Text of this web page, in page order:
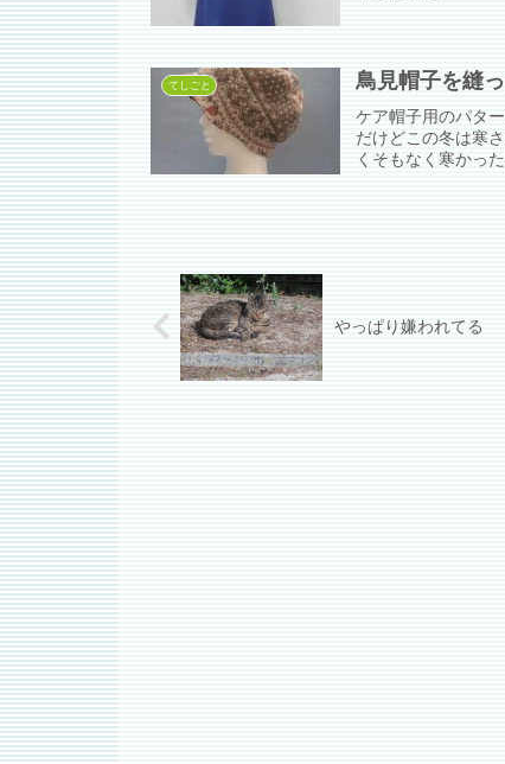
てしごと 鳥見帽子を縫
ケア帽子用のパタ
だけどこの冬は寒
くそもなく寒かった
やっぱり嫌われてる